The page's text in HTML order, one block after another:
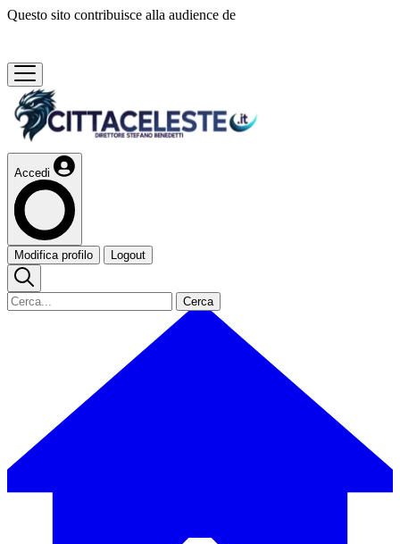
Questo sito contribuisce alla audience de
Accedi
Modifica profilo Logout
Cerca